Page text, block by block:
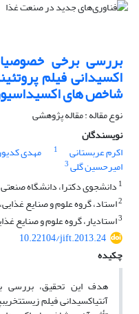
بررسی برخی
اکسیدانی فیلم
شاخص های
نوع مقاله : مقاله پژوهشی
نویسندگان
اکرم عربستانی
1 مهدی
امیرحسین گلی3
1 دانشجوی دکترا، دانشگاه
2استاد، گروه علوم و صنایع
3استادیار، گروه علوم و صنایع
10.22104/jift.2013.24
چکیده
هدف این تحقیق، بررسی